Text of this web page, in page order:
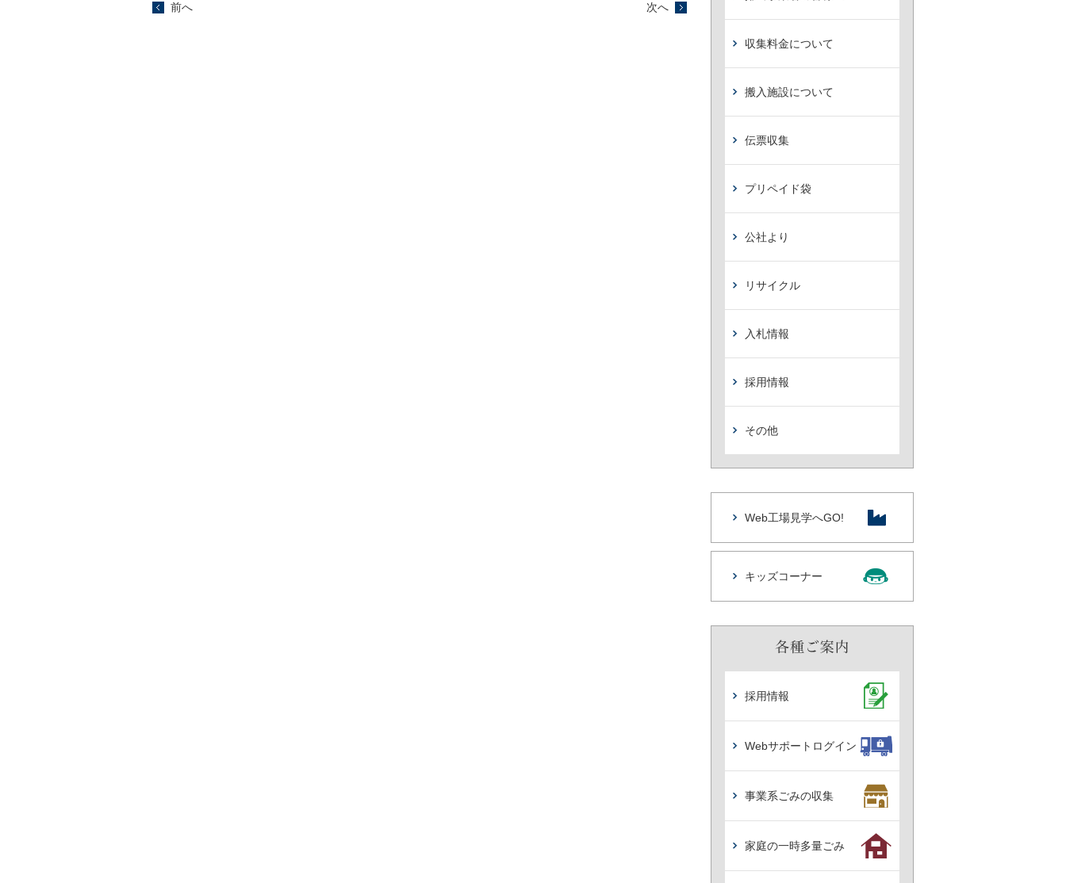
前へ 次へ
収集料金について
搬入施設について
伝票収集
プリペイド袋
公社より
リサイクル
入札情報
採用情報
その他
Web工場見学へGO!
キッズコーナー
採用情報
Webサポートログイン
事業系ごみの収集
家庭の一時多量ごみ